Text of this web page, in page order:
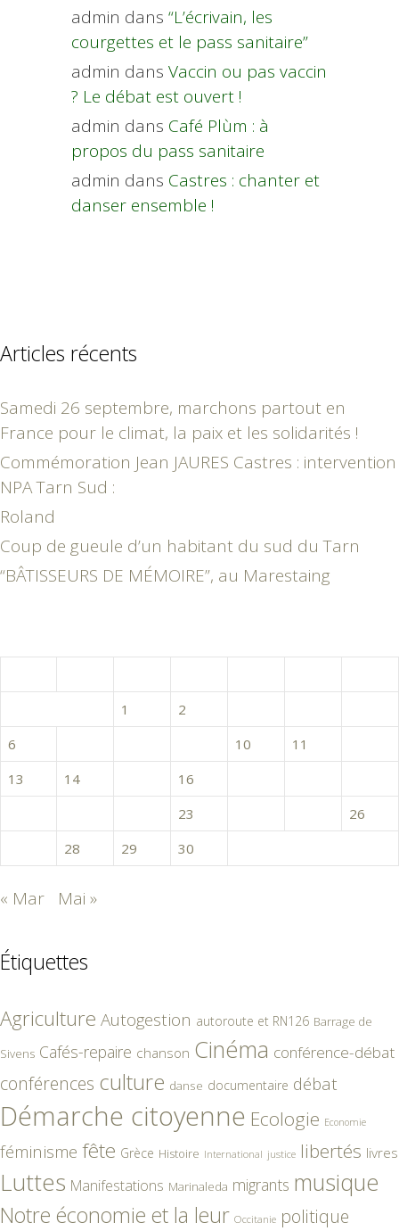
admin dans “L’écrivain, les
courgettes et le pass sanitaire”
admin dans Vaccin ou pas vaccin
? Le débat est ouvert !
admin dans Café Plùm : à
propos du pass sanitaire
admin dans Castres : chanter et
danser ensemble !
Articles récents
Samedi 26 septembre, marchons partout en
France pour le climat, la paix et les solidarités !
Commémoration Jean JAURES Castres : intervention
NPA Tarn Sud :
Roland
Coup de gueule d’un habitant du sud du Tarn
“BÂTISSEURS DE MÉMOIRE”, au Marestaing
1
2
6
10 11
13
14 16
23
26
28 29 30
« Mar Mai »
Étiquettes
Agriculture Autogestion autoroute et RN126 Barrage de
Sivens Cafés-repaire chanson Cinéma conférence-débat
conférences culture danse documentaire débat
Démarche citoyenne Ecologie Economie
féminisme fête Grèce Histoire International justice libertés livres
Luttes Manifestations Marinaleda migrants musique
Notre économie et la leur Occitanie politique